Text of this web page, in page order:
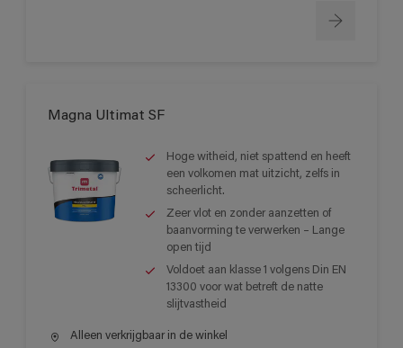
Magna Ultimat SF
Hoge witheid, niet spattend en heeft
een volkomen mat uitzicht, zelfs in
scheerlicht.
Zeer vlot en zonder aanzetten of
baanvorming te verwerken – Lange
open tijd
Voldoet aan klasse 1 volgens Din EN
13300 voor wat betreft de natte
slijtvastheid
Alleen verkrijgbaar in de winkel